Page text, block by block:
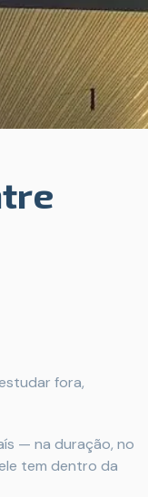
fora,
— na duração, no
tem dentro da